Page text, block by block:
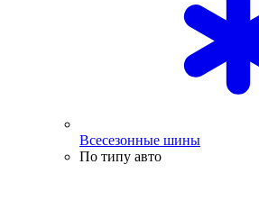
Всесезонные шины
По типу авто